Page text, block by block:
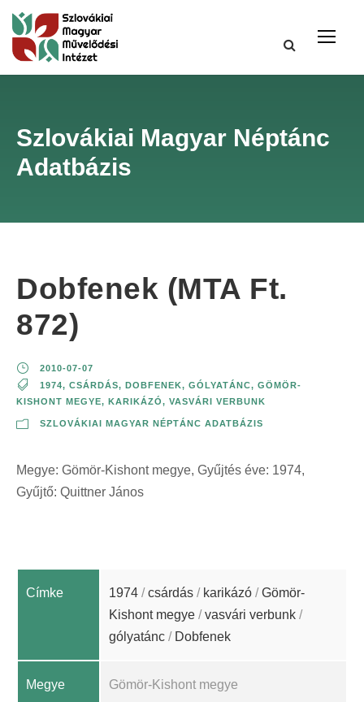
Szlovákiai Magyar Néptánc
Adatbázis
Dobfenek (MTA Ft.
872)
2010-07-07
1974, CSÁRDÁS, DOBFENEK, GÓLYATÁNC, GÖMÖR-
KISHONT MEGYE, KARIKÁZÓ, VASVÁRI VERBUNK
SZLOVÁKIAI MAGYAR NÉPTÁNC ADATBÁZIS
Megye: Gömör-Kishont megye, Gyűjtés éve: 1974,
Gyűjtő: Quittner János
Címke 1974 /csárdás / karikázó /Gömör-
Kishont megye /vasvári verbunk /
gólyatánc / Dobfenek
Megye Gömör-Kishont megye